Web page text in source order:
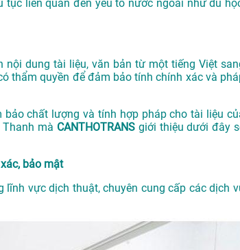
liên quan đến yếu tố nước ngoài như du
dung tài liệu, văn bản từ một tiếng Việt
thẩm quyền để đảm bảo tính chính xác và
chất lượng và tính hợp pháp cho tài liệu
mà CANTHOTRANS giới thiệu dưới đây
bảo mật
vực dịch thuật, chuyên cung cấp các dịch